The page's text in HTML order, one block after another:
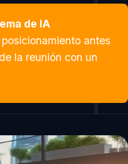
de IA
antes
la reunión con un